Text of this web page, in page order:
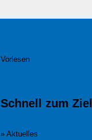
Vorlesen
Schnell zum Ziel
» Aktuelles